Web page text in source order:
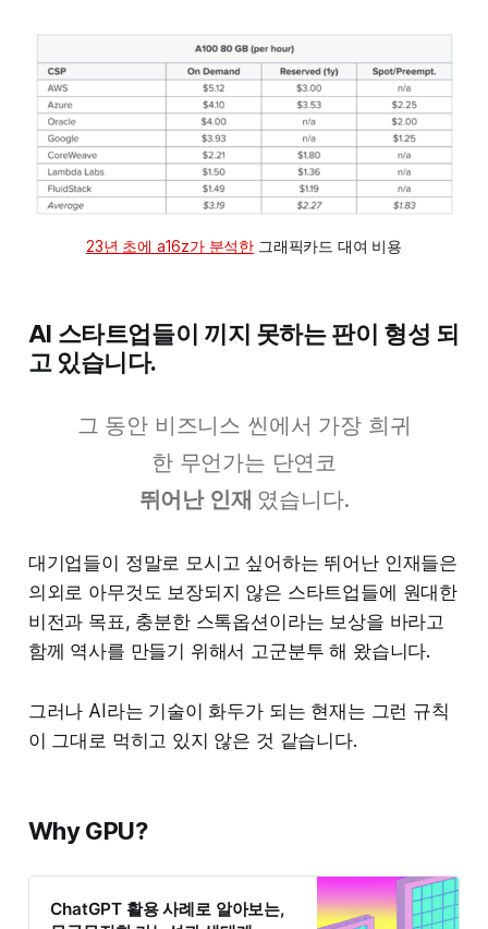
23년 초에 a16z가 분석한 그래픽카드 대여 비용
AI 스타트업들이 끼지 못하는 판이 형성 되
고 있습니다.
그 동안 비즈니스 씬에서 가장 희귀
한 무언가는 단연코
뛰어난 인재 였습니다.
대기업들이 정말로 모시고 싶어하는 뛰어난 인재들은
의외로 아무것도 보장되지 않은 스타트업들에 원대한
비전과 목표, 충분한 스톡옵션이라는 보상을 바라고
함께 역사를 만들기 위해서 고군분투 해 왔습니다.
그러나 AI라는 기술이 화두가 되는 현재는 그런 규칙
이 그대로 먹히고 있지 않은 것 같습니다.
Why GPU?
ChatGPT 활용 사례로 알아보는,